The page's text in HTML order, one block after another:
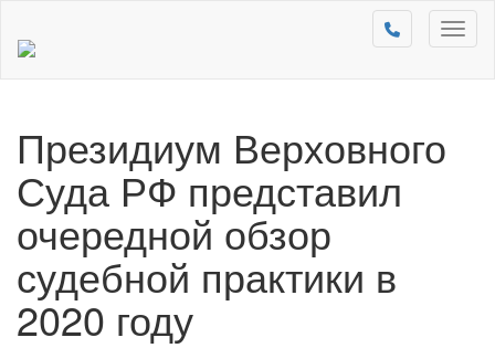
Президиум Верховного
Суда РФ представил
очередной обзор
судебной практики в
2020 году